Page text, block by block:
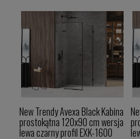
New Trendy Avexa Black Kabina
prostokątna 120x90 cm wersja
lewa czarny profil EXK-1600